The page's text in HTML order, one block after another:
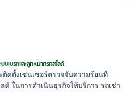
บเบรกและลูกหมากรถสไลด์
ดตั้งเซนเซอร์ตรวจจับความร้อนที่
ด์ ในการดำเนินธุรกิจให้บริการ รถเช่า